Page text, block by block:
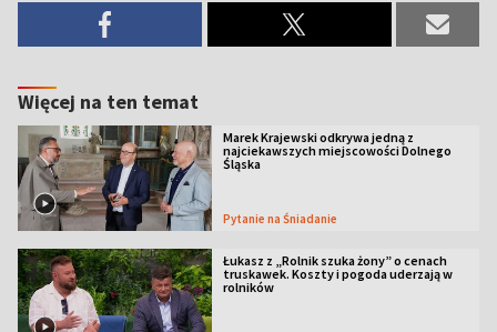
Więcej na ten temat
Marek Krajewski odkrywa jedną z
najciekawszych miejscowości Dolnego
Śląska
Pytanie na Śniadanie
Łukasz z „Rolnik szuka żony” o cenach
truskawek. Koszty i pogoda uderzają w
rolników